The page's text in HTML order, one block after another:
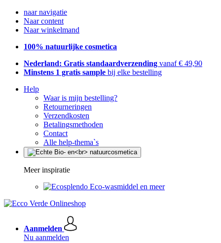
naar navigatie
Naar content
Naar winkelmand
100% natuurlijke cosmetica
Nederland: Gratis standaardverzending vanaf € 49,90
Minstens 1 gratis sample bij elke bestelling
Help
Waar is mijn bestelling?
Retourneringen
Verzendkosten
Betalingsmethoden
Contact
Alle help-thema`s
Meer inspiratie
Eco-wasmiddel en meer
Aanmelden
Nu aanmelden